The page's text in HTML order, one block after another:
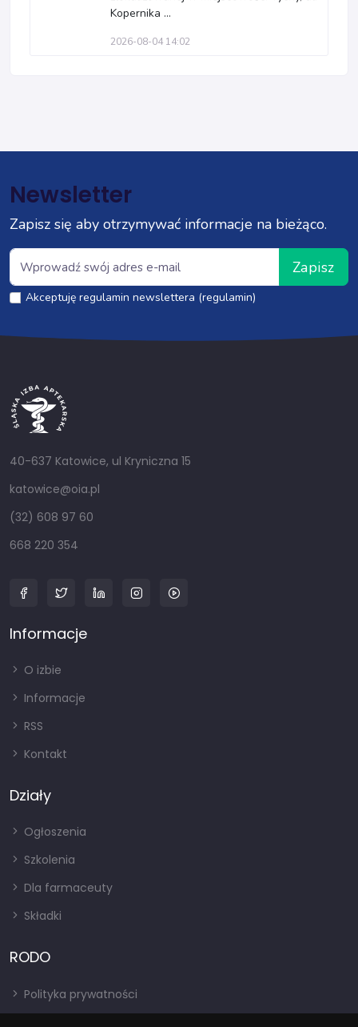
Kopernika ...
2026-08-04 14:02
Newsletter
Zapisz się aby otrzymywać informacje na bieżąco.
Zapisz
Akceptuję regulamin newslettera (regulamin)
40-637 Katowice, ul Kryniczna 15
katowice@oia.pl
(32) 608 97 60
668 220 354
Informacje
O izbie
Informacje
RSS
Kontakt
Działy
Ogłoszenia
Szkolenia
Dla farmaceuty
Składki
RODO
Polityka prywatności